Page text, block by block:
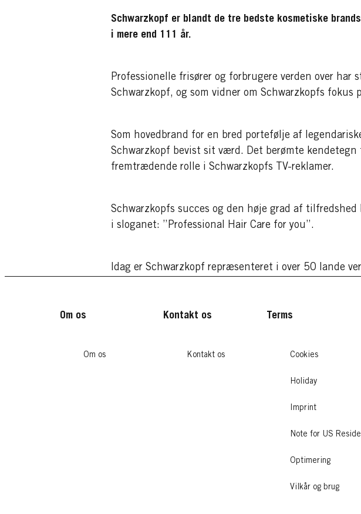
Schwarzkopf er blandt de tre bedste kosmetiske
i mere end 111 år.
Professionelle frisører og forbrugere verden over
Schwarzkopf, og som vidner om Schwarzkopfs fokus
Som hovedbrand for en bred portefølje af
Schwarzkopf bevist sit værd. Det berømte
fremtrædende rolle i Schwarzkopfs TV-reklamer.
Schwarzkopfs succes og den høje grad af
i sloganet: ”Professional Hair Care for you”.
Idag er Schwarzkopf repræsenteret i over 50 lande
Om os
Om os
Kontakt os
Kontakt os
Terms
Cookies
Holiday
Imprint
Note for US
Optimering
Vilkår og brug